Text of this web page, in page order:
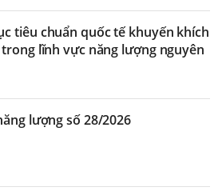
tiêu chuẩn quốc tế khuyến khích
lĩnh vực năng lượng nguyên
lượng số 28/2026